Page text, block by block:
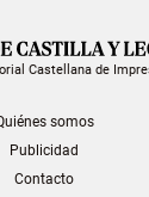
Castellana de
somos
Publicidad
Contacto